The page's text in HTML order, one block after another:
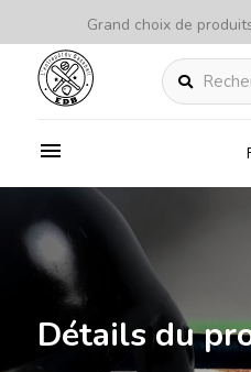
Grand choix de
Rechercher
Détails du